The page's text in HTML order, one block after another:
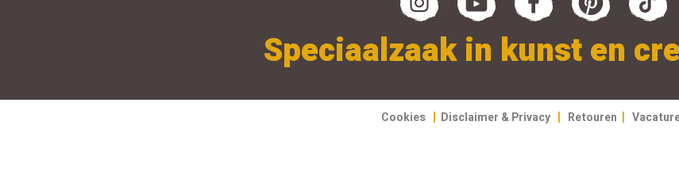
Speciaalzaak in kunst en
Cookies | Disclaimer & Privacy | Retouren |